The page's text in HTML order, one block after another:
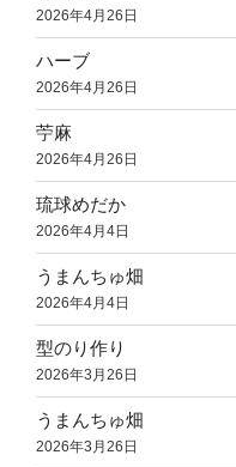
2026年4月26日
ハーブ
2026年4月26日
苧麻
2026年4月26日
琉球めだか
2026年4月4日
うまんちゅ畑
2026年4月4日
型のり作り
2026年3月26日
うまんちゅ畑
2026年3月26日